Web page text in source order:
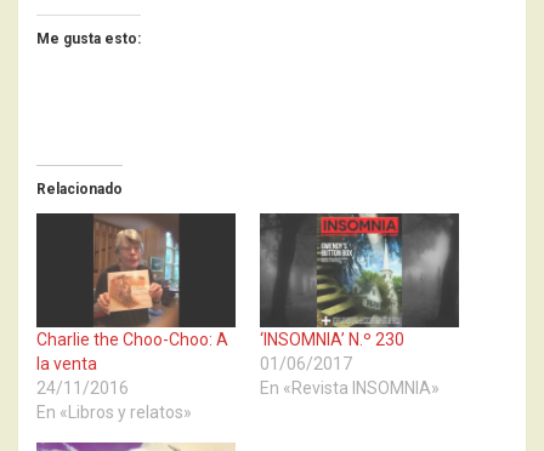
Me gusta esto:
Relacionado
Charlie the Choo-Choo: A
la venta
24/11/2016
En «Libros y relatos»
‘INSOMNIA’ N.º 230
01/06/2017
En «Revista INSOMNIA»